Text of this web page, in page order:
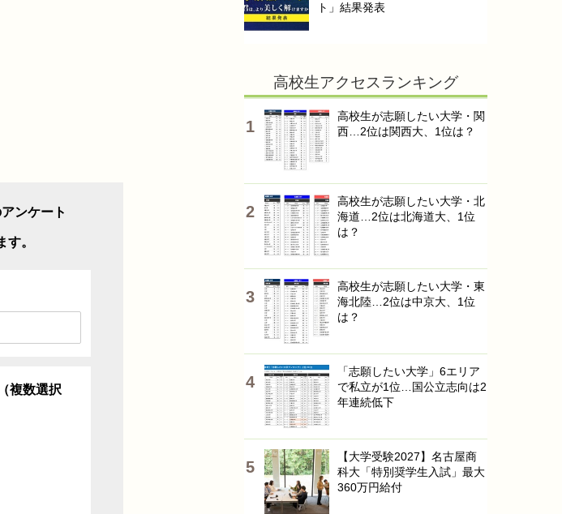
ンケート
。
複数選択
ト」結果発表
高校生アクセスランキング
高校生が志願したい大学・関
西…2位は関西大、1位は？
高校生が志願したい大学・北
海道…2位は北海道大、1位
は？
高校生が志願したい大学・東
海北陸…2位は中京大、1位
は？
「志願したい大学」6エリア
で私立が1位…国公立志向は2
年連続低下
【大学受験2027】名古屋商
科大「特別奨学生入試」最大
360万円給付